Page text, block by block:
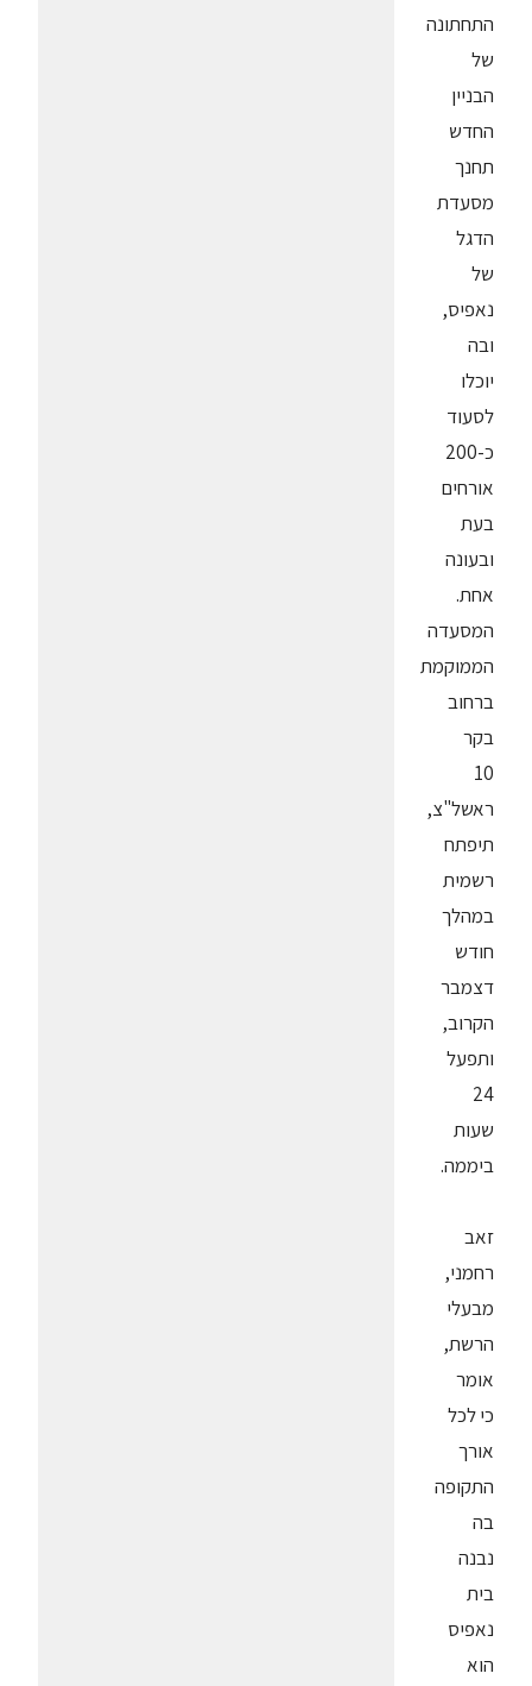
התחתונה
של
הבניין
החדש
תחנך
מסעדת
הדגל
של
נאפיס,
ובה
יוכלו
לסעוד
כ-200
אורחים
בעת
ובעונה
אחת.
המסעדה
הממוקמת
ברחוב
בקר
10
ראשל"צ,
תיפתח
רשמית
במהלך
חודש
דצמבר
הקרוב,
ותפעל
24
שעות
ביממה.
זאב
רחמני,
מבעלי
הרשת,
אומר
כי לכל
אורך
התקופה
בה
נבנה
בית
נאפיס
הוא